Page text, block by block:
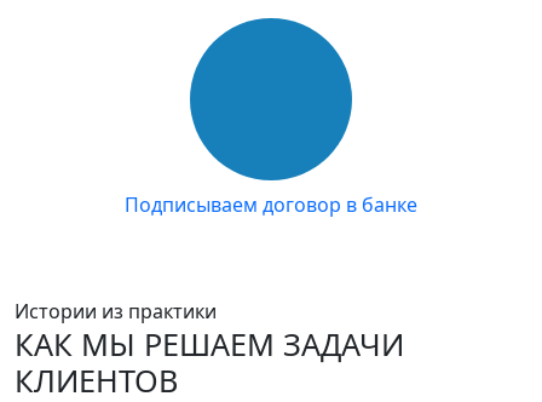
Подписываем договор в банке
Истории из практики
КАК МЫ РЕШАЕМ ЗАДАЧИ
КЛИЕНТОВ